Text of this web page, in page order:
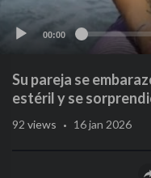
00:00
Su pareja se
estéril y se
92 views · 16 jan 2026